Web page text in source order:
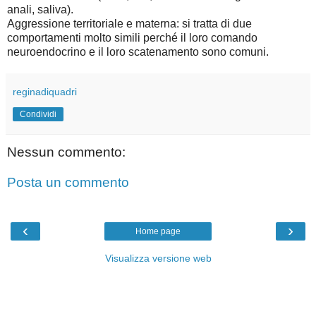
anali, saliva).
Aggressione territoriale e materna: si tratta di due
comportamenti molto simili perché il loro comando
neuroendocrino e il loro scatenamento sono comuni.
reginadiquadri
Condividi
Nessun commento:
Posta un commento
‹ ›
Home page
Visualizza versione web